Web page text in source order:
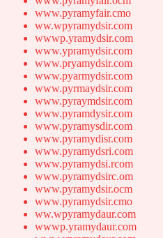
www.pyramyfair.cmo
ww.wpyramydsir.com
wwwp.yramydsir.com
www.ypramydsir.com
www.pryamydsir.com
www.pyarmydsir.com
www.pyrmaydsir.com
www.pyraymdsir.com
www.pyramdysir.com
www.pyramysdir.com
www.pyramydisr.com
www.pyramydsri.com
www.pyramydsi.rcom
www.pyramydsirc.om
www.pyramydsir.ocm
www.pyramydsir.cmo
ww.wpyramydaur.com
wwwp.yramydaur.com